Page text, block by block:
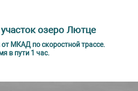
озеро Лютце
МКАД по скоростной трассе.
в пути 1 час.